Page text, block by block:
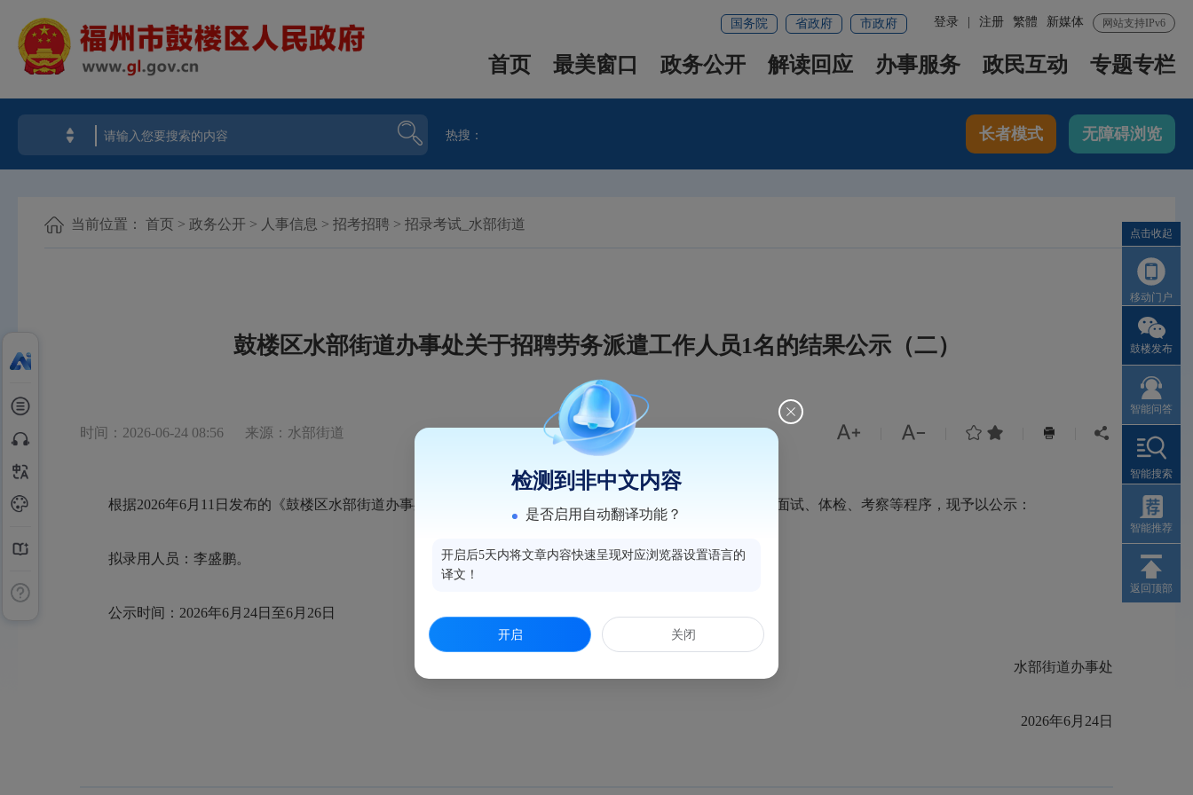
网站支持IPv6
新媒体
繁體
登录 注册
国务院 省政府 市政府
首页 最美窗口 政务公开 解读回应 办事服务 政民互动 专题专栏
热搜： 长者模式 无障碍浏览
当前位置： 首页 > 政务公开 > 人事信息 > 招考招聘 > 招录考试_水部街道
鼓楼区水部街道办事处关于招聘劳务派遣工作人员1名的结果公示（二）
时间：2026-06-24 08:56 来源：水部街道      
根据2026年6月11日发布的《鼓楼区水部街道办事处关于招聘劳务派遣工作人员1名的结果公示（一）》，经面试、体检、考察等程序，现予以公示：
拟录用人员：李盛鹏。
公示时间：2026年6月24日至6月26日
水部街道办事处
2026年6月24日
点击收起
移动门户
鼓楼发布
智能问答
智能搜索
智能推荐
返回顶部
检测到非中文内容
是否启用自动翻译功能？
开启后5天内将文章内容快速呈现对应浏览器设置语言的
译文！
开启 关闭